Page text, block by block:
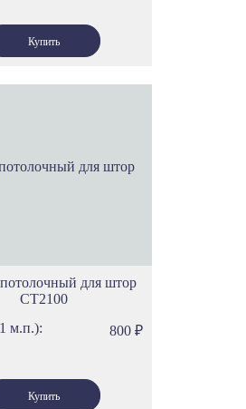
для штор
СТ2100
м.п.):
800 ₽